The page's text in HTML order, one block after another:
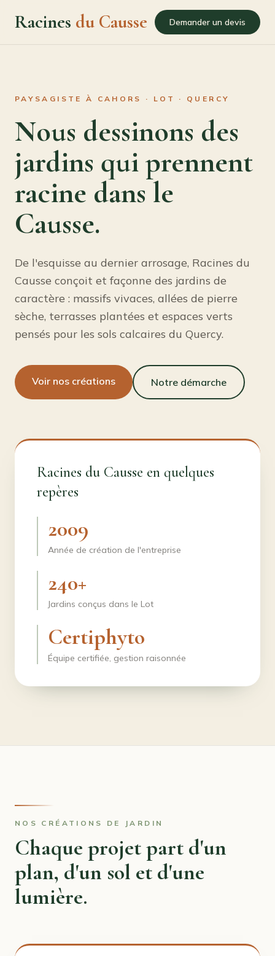
Racines du Causse Demander un devis
PAYSAGISTE À CAHORS · LOT · QUERCY
Nous dessinons des
jardins qui prennent
racine dans le
Causse.
De l'esquisse au dernier arrosage, Racines du
Causse conçoit et façonne des jardins de
caractère : massifs vivaces, allées de pierre
sèche, terrasses plantées et espaces verts
pensés pour les sols calcaires du Quercy.
Voir nos créations Notre démarche
Racines du Causse en quelques
repères
2009
Année de création de l'entreprise
240+
Jardins conçus dans le Lot
Certiphyto
Équipe certifiée, gestion raisonnée
NOS CRÉATIONS DE JARDIN
Chaque projet part d'un
plan, d'un sol et d'une
lumière.